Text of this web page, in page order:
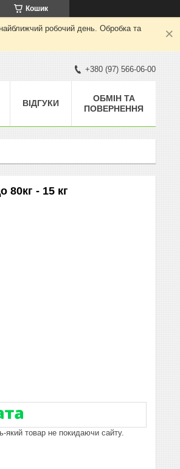
Кошик
робочий день. Обробка та
+380 (97) 566-06-00
ВІДГУКИ
ОБМІН ТА
ПОВЕРНЕННЯ
80кг - 15 кг
який товар не покидаючи сайту.